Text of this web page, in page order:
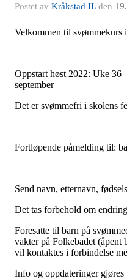
Postet av Kråkstad ILden
Velkommen til svømmekurs
Oppstart høst 2022: Uke 36
september
Det er svømmefri i skolens
Fortløpende påmelding til:
Send navn, etternavn,
Det tas forbehold om
Foresatte til barn på
vakter på Folkebadet (åpent
vil kontaktes i forbindelse
Info og oppdateringer gjøres